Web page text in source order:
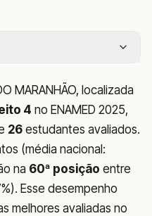
MARANHÃO, localizada
4 no ENAMED 2025,
26 estudantes avaliados.
(média nacional:
na 60ª posição entre
Esse desempenho
melhores avaliadas no